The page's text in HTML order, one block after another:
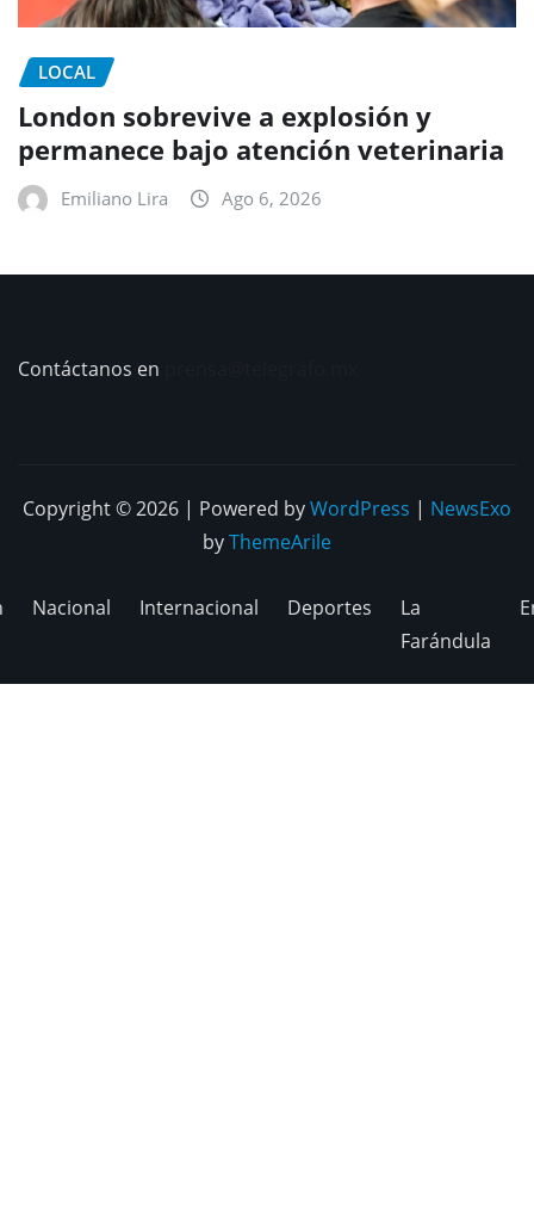
LOCAL
London sobrevive a explosión y
permanece bajo atención veterinaria
Emiliano Lira Ago 6, 2026
Contáctanos en
Copyright © 2026 | Powered byWordPress | NewsExo
byThemeArile
Nacional Internacional Deportes
La
Farándula